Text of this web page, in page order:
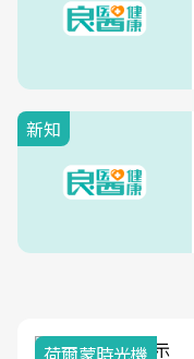
新知
荷爾蒙時光機